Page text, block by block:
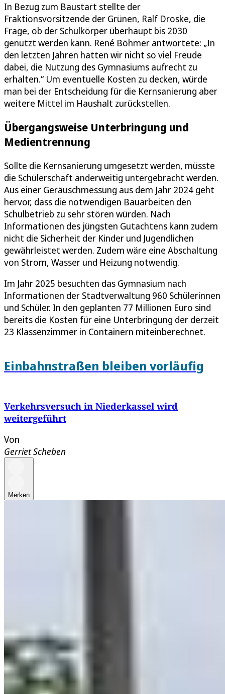
In Bezug zum Baustart stellte der
Fraktionsvorsitzende der Grünen, Ralf Droske, die
Frage, ob der Schulkörper überhaupt bis 2030
genutzt werden kann. René Böhmer antwortete: „In
den letzten Jahren hatten wir nicht so viel Freude
dabei, die Nutzung des Gymnasiums aufrecht zu
erhalten.“ Um eventuelle Kosten zu decken, würde
man bei der Entscheidung für die Kernsanierung aber
weitere Mittel im Haushalt zurückstellen.
Übergangsweise Unterbringung und
Medientrennung
Sollte die Kernsanierung umgesetzt werden, müsste
die Schülerschaft anderweitig untergebracht werden.
Aus einer Geräuschmessung aus dem Jahr 2024 geht
hervor, dass die notwendigen Bauarbeiten den
Schulbetrieb zu sehr stören würden. Nach
Informationen des jüngsten Gutachtens kann zudem
nicht die Sicherheit der Kinder und Jugendlichen
gewährleistet werden. Zudem wäre eine Abschaltung
von Strom, Wasser und Heizung notwendig.
Im Jahr 2025 besuchten das Gymnasium nach
Informationen der Stadtverwaltung 960 Schülerinnen
und Schüler. In den geplanten 77 Millionen Euro sind
bereits die Kosten für eine Unterbringung der derzeit
23 Klassenzimmer in Containern miteinberechnet.
Einbahnstraßen bleiben vorläufig
Verkehrsversuch in Niederkassel wird
weitergeführt
Von
Gerriet Scheben
Merken